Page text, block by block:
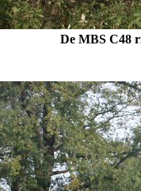
De MBS C48